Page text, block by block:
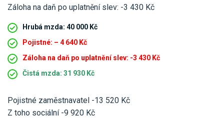
Záloha na daň po uplatnění slev: -3 430 Kč
Hrubá mzda: 40 000 Kč
Pojistné: – 4 640 Kč
Záloha na daň po uplatnění slev: -3 430 Kč
Čistá mzda: 31 930 Kč
Pojistné zaměstnavatel -13 520 Kč
Z toho sociální -9 920 Kč